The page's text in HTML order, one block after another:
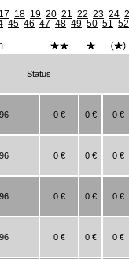
17 18 19 20 21 22 23 24
45 46 47 48 49 50 51 52
Status
0 € 0 € 0 €
0 € 0 € 0 €
0 € 0 € 0 €
0 € 0 € 0 €